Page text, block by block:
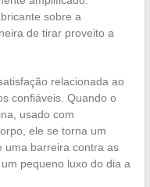
sobre a
de tirar proveito a
relacionada ao
confiáveis. Quando o
usado com
ele se torna um
uma barreira contra as
pequeno luxo do dia a